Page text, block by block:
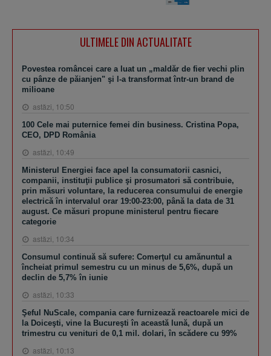
ULTIMELE DIN ACTUALITATE
Povestea româncei care a luat un „maldăr de fier vechi plin
cu pânze de păianjen" şi l-a transformat într-un brand de
milioane
astăzi, 10:50
100 Cele mai puternice femei din business. Cristina Popa,
CEO, DPD România
astăzi, 10:49
Ministerul Energiei face apel la consumatorii casnici,
companii, instituţii publice şi prosumatori să contribuie,
prin măsuri voluntare, la reducerea consumului de energie
electrică în intervalul orar 19:00-23:00, până la data de 31
august. Ce măsuri propune ministerul pentru fiecare
categorie
astăzi, 10:34
Consumul continuă să sufere: Comerţul cu amănuntul a
încheiat primul semestru cu un minus de 5,6%, după un
declin de 5,7% în iunie
astăzi, 10:33
Şeful NuScale, compania care furnizează reactoarele mici de
la Doiceşti, vine la Bucureşti în această lună, după un
trimestru cu venituri de 0,1 mil. dolari, în scădere cu 99%
astăzi, 10:13